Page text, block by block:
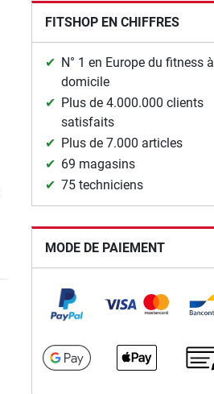
FITSHOP EN CHIFFRES
N° 1 en Europe du fitness à
domicile
Plus de 4.000.000 clients
satisfaits
Plus de 7.000 articles
69 magasins
75 techniciens
MODE DE PAIEMENT